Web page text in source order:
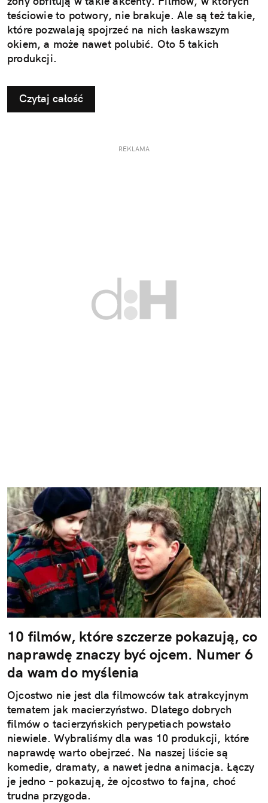
teściowie to potwory, nie brakuje. Ale są też takie,
które pozwalają spojrzeć na nich łaskawszym
okiem, a może nawet polubić. Oto 5 takich
produkcji.
Czytaj całość
REKLAMA
10 filmów, które szczerze pokazują, co
naprawdę znaczy być ojcem. Numer 6
da wam do myślenia
Ojcostwo nie jest dla filmowców tak atrakcyjnym
tematem jak macierzyństwo. Dlatego dobrych
filmów o tacierzyńskich perypetiach powstało
niewiele. Wybraliśmy dla was 10 produkcji, które
naprawdę warto obejrzeć. Na naszej liście są
komedie, dramaty, a nawet jedna animacja. Łączy
je jedno – pokazują, że ojcostwo to fajna, choć
trudna przygoda.